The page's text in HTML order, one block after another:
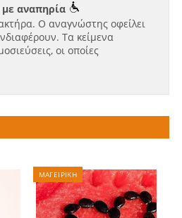
αναπηρία
Ο αναγνώστης οφείλει
Τα κείμενα
οι οποίες
ΜΑΓΕΙΡΙΚΗ